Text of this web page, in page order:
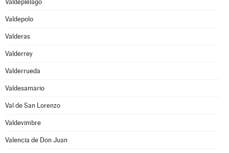
Valdepiélago
Valdepolo
Valderas
Valderrey
Valderrueda
Valdesamario
Val de San Lorenzo
Valdevimbre
Valencia de Don Juan